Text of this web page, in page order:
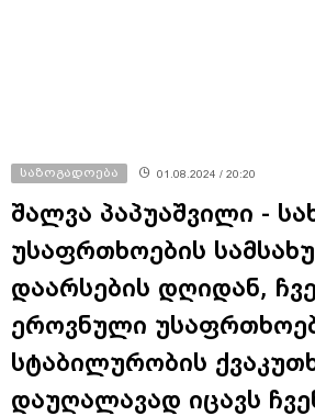
საზოგადოება 01.08.2024 / 20:20
შალვა პაპუაშვილი -
უსაფრთხოების
დაარსების დღიდან,
ეროვნული
სტაბილურობის
დაუღალავად იცავს